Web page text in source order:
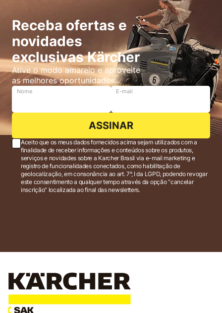
Receba ofertas e
novidades
exclusivas Kärcher
Ative o modo amarelo e aproveite
as melhores oportunidades.
Nome E-mail
ASSINAR
Aceito que os meus dados fornecidos acima sejam utilizados com a
finalidade de receber informações e conteúdos sobre os produtos,
serviços e novidades sobre a Karcher Brasil via e-mail marketing e
registro de funcionalidades conectados, como habilitação de
geolocalização, em consonância ao art. 7°, I da LGPD, podendo revogar
este consentimento a qualquer tempo através da opção “cancelar
inscrição” localizada ao final das newsletters.